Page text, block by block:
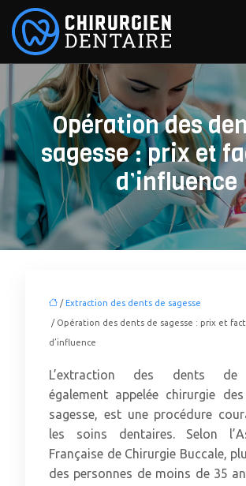
Opération des
sagesse : prix et
d’influence
/Extraction des dents de sagesse
/ Opération des dents de sagesse : prix et
d’influence
L’extraction des dents de
également appelée chirurgie
sagesse, est une procédure
les soins dentaires. Selon
Française de Chirurgie Buccale,
des personnes de moins de 35